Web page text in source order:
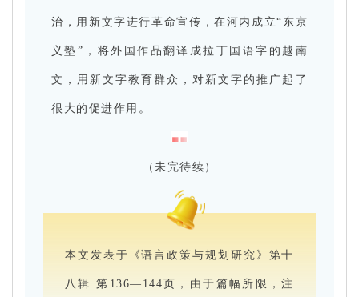
治，用新文字进行革命宣传，在河内成立“东京
义塾”，将外国作品翻译成拉丁国语字的越南
文，用新文字教育群众，对新文字的推广起了
很大的促进作用。
（未完待续）
本文发表于《语言政策与规划研究》第十
八辑 第136—144页，由于篇幅所限，注